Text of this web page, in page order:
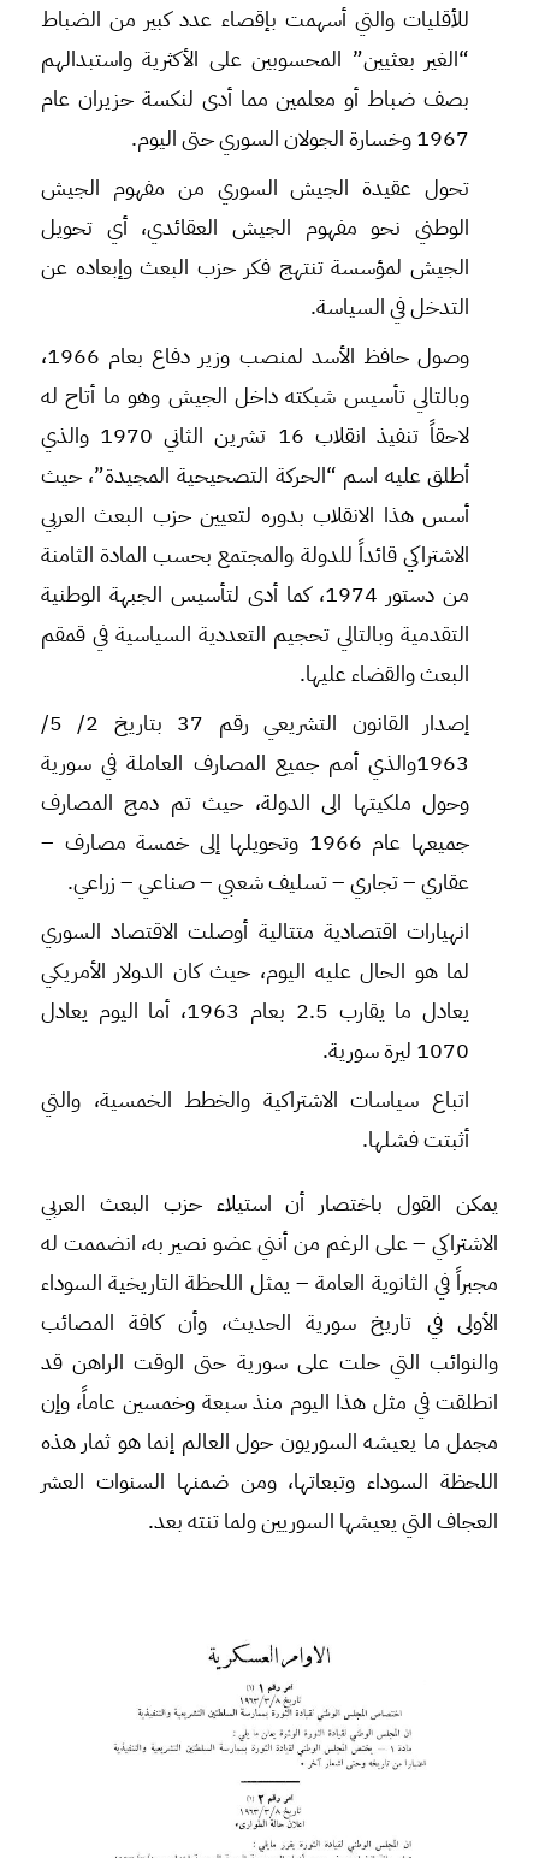
للأقليات والتي أسهمت بإقصاء عدد كبير من الضباط
“الغير بعثيين” المحسوبين على الأكثرية واستبدالهم
بصف ضباط أو معلمين مما أدى لنكسة حزيران عام
1967 وخسارة الجولان السوري حتى اليوم.
تحول عقيدة الجيش السوري من مفهوم الجيش
الوطني نحو مفهوم الجيش العقائدي، أي تحويل
الجيش لمؤسسة تنتهج فكر حزب البعث وإبعاده عن
التدخل في السياسة.
وصول حافظ الأسد لمنصب وزير دفاع بعام 1966،
وبالتالي تأسيس شبكته داخل الجيش وهو ما أتاح له
لاحقاً تنفيذ انقلاب 16 تشرين الثاني 1970 والذي
أطلق عليه اسم “الحركة التصحيحية المجيدة”، حيث
أسس هذا الانقلاب بدوره لتعيين حزب البعث العربي
الاشتراكي قائداً للدولة والمجتمع بحسب المادة الثامنة
من دستور 1974، كما أدى لتأسيس الجبهة الوطنية
التقدمية وبالتالي تحجيم التعددية السياسية في قمقم
البعث والقضاء عليها.
إصدار القانون التشريعي رقم 37 بتاريخ 2/ 5/
1963والذي أمم جميع المصارف العاملة في سورية
وحول ملكيتها الى الدولة، حيث تم دمج المصارف
جميعها عام 1966 وتحويلها إلى خمسة مصارف –
عقاري – تجاري – تسليف شعبي – صناعي – زراعي.
انهيارات اقتصادية متتالية أوصلت الاقتصاد السوري
لما هو الحال عليه اليوم، حيث كان الدولار الأمريكي
يعادل ما يقارب 2.5 بعام 1963، أما اليوم يعادل
1070 ليرة سورية.
اتباع سياسات الاشتراكية والخطط الخمسية، والتي
أثبتت فشلها.
يمكن القول باختصار أن استيلاء حزب البعث العربي
الاشتراكي – على الرغم من أنني عضو نصير به، انضممت له
مجبراً في الثانوية العامة – يمثل اللحظة التاريخية السوداء
الأولى في تاريخ سورية الحديث، وأن كافة المصائب
والنوائب التي حلت على سورية حتى الوقت الراهن قد
انطلقت في مثل هذا اليوم منذ سبعة وخمسين عاماً، وإن
مجمل ما يعيشه السوريون حول العالم إنما هو ثمار هذه
اللحظة السوداء وتبعاتها، ومن ضمنها السنوات العشر
العجاف التي يعيشها السوريين ولما تنته بعد.